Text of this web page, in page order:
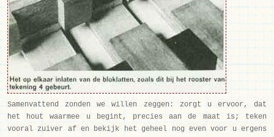
Samenvattend zonden we willen zeggen: zorgt u ervoor, dat
het hout waarmee u begint, precies aan de maat is; teken
vooral zuiver af en bekijk het geheel nog even voor u ergens